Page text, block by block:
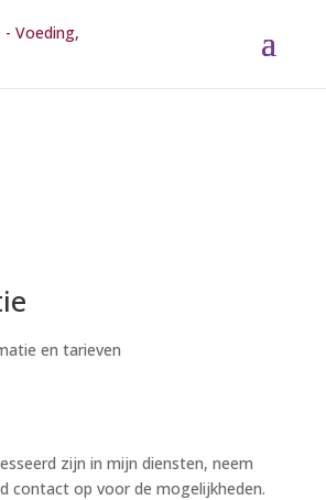
en tarieven
zijn in mijn diensten, neem
contact op voor de mogelijkheden.